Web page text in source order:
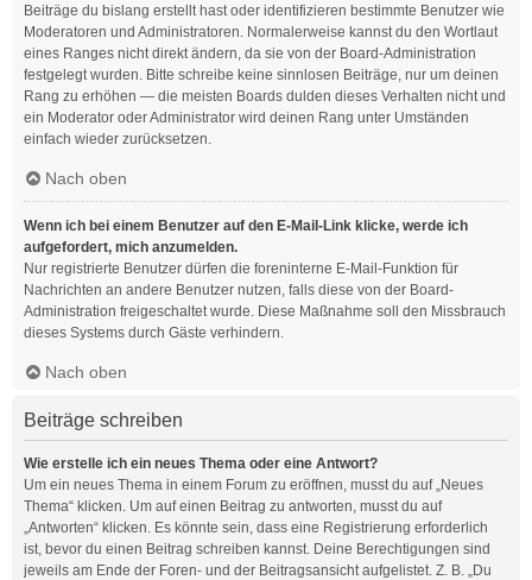
Beiträge du bislang erstellt hast oder identifizieren bestimmte Benutzer wie
Moderatoren und Administratoren. Normalerweise kannst du den Wortlaut
eines Ranges nicht direkt ändern, da sie von der Board-Administration
festgelegt wurden. Bitte schreibe keine sinnlosen Beiträge, nur um deinen
Rang zu erhöhen — die meisten Boards dulden dieses Verhalten nicht und
ein Moderator oder Administrator wird deinen Rang unter Umständen
einfach wieder zurücksetzen.
Nach oben
Wenn ich bei einem Benutzer auf den E-Mail-Link klicke, werde ich
aufgefordert, mich anzumelden.
Nur registrierte Benutzer dürfen die foreninterne E-Mail-Funktion für
Nachrichten an andere Benutzer nutzen, falls diese von der Board-
Administration freigeschaltet wurde. Diese Maßnahme soll den Missbrauch
dieses Systems durch Gäste verhindern.
Nach oben
Beiträge schreiben
Wie erstelle ich ein neues Thema oder eine Antwort?
Um ein neues Thema in einem Forum zu eröffnen, musst du auf „Neues
Thema“ klicken. Um auf einen Beitrag zu antworten, musst du auf
„Antworten“ klicken. Es könnte sein, dass eine Registrierung erforderlich
ist, bevor du einen Beitrag schreiben kannst. Deine Berechtigungen sind
jeweils am Ende der Foren- und der Beitragsansicht aufgelistet. Z. B. „Du